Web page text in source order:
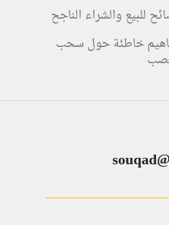
للبيع والشراء الناجح
خاطئة حول سحب